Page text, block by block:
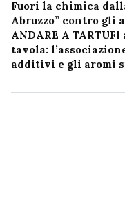
Fuori la chimica
Abruzzo” contro
ANDARE A TARTUFI
tavola:
additivi e gli aromi